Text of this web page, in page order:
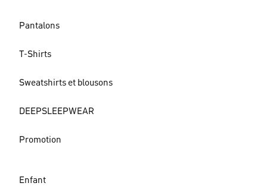
Pantalons
T-Shirts
Sweatshirts et blousons
DEEPSLEEPWEAR
Promotion
Enfant